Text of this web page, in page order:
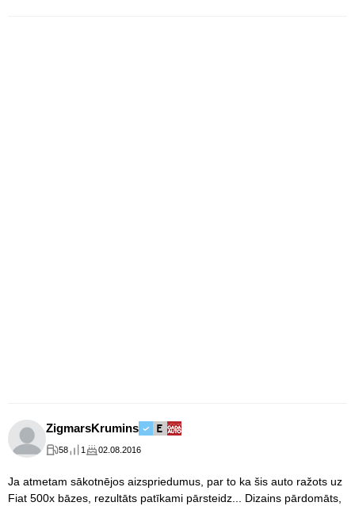
ZigmarsKrumins
58 1 02.08.2016
Ja atmetam sākotnējos aizspriedumus, par to ka šis auto ražots uz
Fiat 500x bāzes, rezultāts patīkami pārsteidz... Dizains pārdomāts,